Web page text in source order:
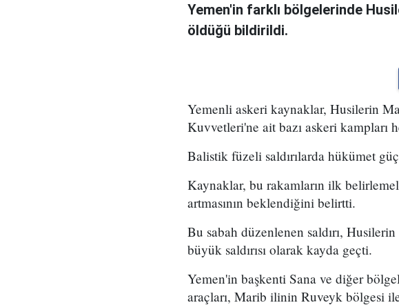
Yemen'in farklı bölgelerinde
öldüğü bildirildi.
Yemenli askeri kaynaklar, Husilerin
Kuvvetleri'ne ait bazı askeri kampları
Balistik füzeli saldırılarda hükümet
Kaynaklar, bu rakamların ilk
artmasının beklendiğini belirtti.
Bu sabah düzenlenen saldırı,
büyük saldırısı olarak kayda geçti.
Yemen'in başkenti Sana ve diğer
araçları, Marib ilinin Ruveyk bölgesi